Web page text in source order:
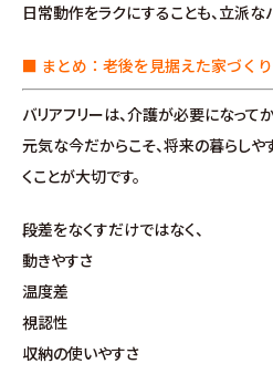
日常動作をラクにすることも、立派な
■ まとめ：老後を見据えた家づく
バリアフリーは、介護が必要になって
元気な今だからこそ、将来の暮らし
くことが大切です。
段差をなくすだけではなく、
動きやすさ
温度差
視認性
収納の使いやすさ